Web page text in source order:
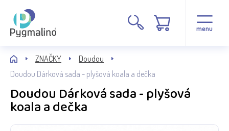
menu
ZNAČKY
Doudou
Doudou Dárková sada - plyšová koala a dečka
Doudou Dárková sada - plyšová
koala a dečka